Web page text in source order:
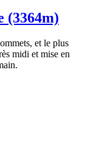
(3364m)
et le plus
midi et mise en